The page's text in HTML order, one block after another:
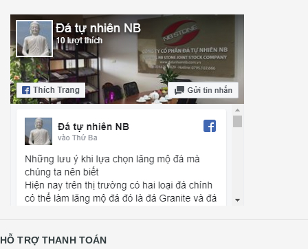
HỖ TRỢ THANH TOÁN